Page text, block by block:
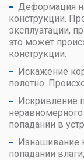
Деформация
конструкции.
эксплуатации,
это может
конструкции.
Искажение
полотно.
Искривление
попадании в
Изнашивание
попадании